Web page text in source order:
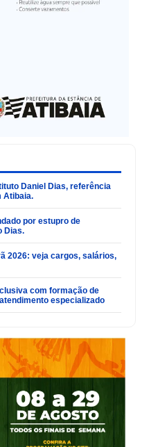
Daniel Dias, referência
Atibaia.
por estupro de
Dias.
2026: veja cargos, salários,
com formação de
especializado